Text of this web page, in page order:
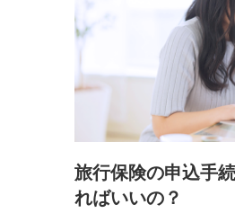
旅行保険の申込手
ればいいの？